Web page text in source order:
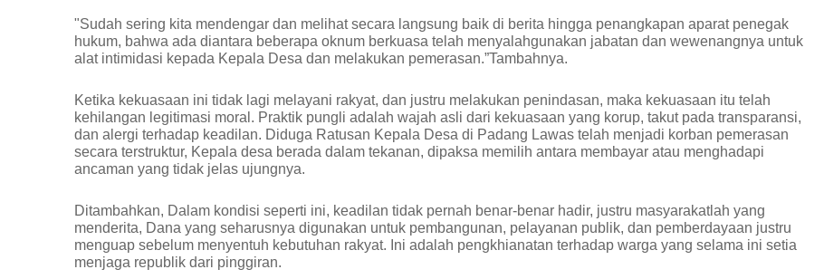
"Sudah sering kita mendengar dan melihat secara langsung baik di berita hingga penangkapan aparat penegak
hukum, bahwa ada diantara beberapa oknum berkuasa telah menyalahgunakan jabatan dan wewenangnya untuk
alat intimidasi kepada Kepala Desa dan melakukan pemerasan.”Tambahnya.
Ketika kekuasaan ini tidak lagi melayani rakyat, dan justru melakukan penindasan, maka kekuasaan itu telah
kehilangan legitimasi moral. Praktik pungli adalah wajah asli dari kekuasaan yang korup, takut pada transparansi,
dan alergi terhadap keadilan. Diduga Ratusan Kepala Desa di Padang Lawas telah menjadi korban pemerasan
secara terstruktur, Kepala desa berada dalam tekanan, dipaksa memilih antara membayar atau menghadapi
ancaman yang tidak jelas ujungnya.
Ditambahkan, Dalam kondisi seperti ini, keadilan tidak pernah benar-benar hadir, justru masyarakatlah yang
menderita, Dana yang seharusnya digunakan untuk pembangunan, pelayanan publik, dan pemberdayaan justru
menguap sebelum menyentuh kebutuhan rakyat. Ini adalah pengkhianatan terhadap warga yang selama ini setia
menjaga republik dari pinggiran.